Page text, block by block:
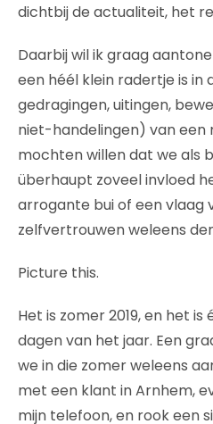
dichtbij de actualiteit, het
Daarbij wil ik graag
een héél klein radertje is in
gedragingen, uitingen,
niet-handelingen) van een
mochten willen dat we als
überhaupt zoveel invloed
arrogante bui of een vlaag
zelfvertrouwen weleens
Picture this.
Het is zomer 2019, en het
dagen van het jaar. Een
we in die zomer weleens
met een klant in Arnhem,
mijn telefoon, en rook een